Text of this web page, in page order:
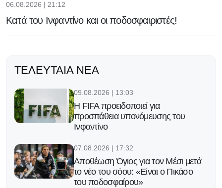
06.08.2026 | 21:12
Κατά του Ινφαντίνο και οι ποδοσφαιριστές!
ΤΕΛΕΥΤΑΊΑ ΝΈΑ
09.08.2026 | 13:03
Η FIFA προειδοποιεί για
προσπάθεια υπονόμευσης του
Ινφαντίνο
07.08.2026 | 17:32
Αποθέωση Όγιος για τον Μέσι μετά
το νέο του σόου: «Είναι ο Πικάσο
του ποδοσφαίρου»